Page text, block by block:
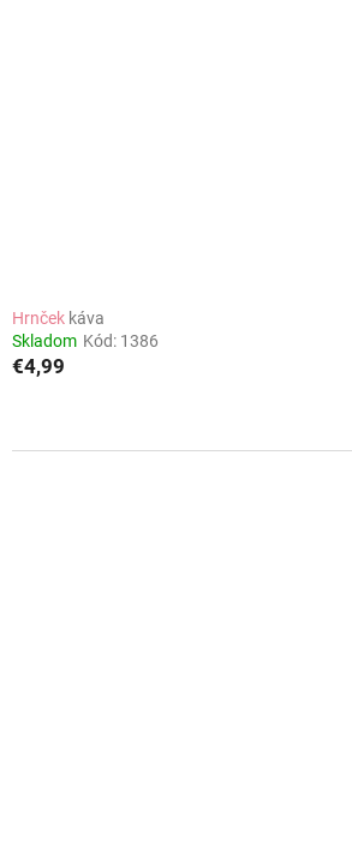
Hrnček káva
Skladom Kód: 1386
€4,99